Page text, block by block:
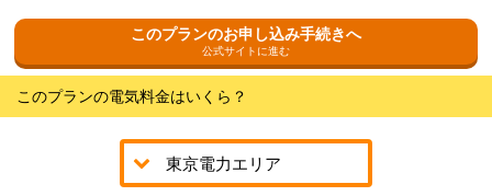
このプランのお申し込み手続きへ
公式サイトに進む
このプランの電気料金はいくら？